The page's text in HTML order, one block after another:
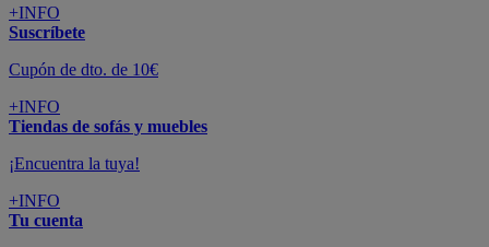
+INFO
Suscríbete
Cupón de dto. de 10€
+INFO
Tiendas de sofás y muebles
¡Encuentra la tuya!
+INFO
Tu cuenta